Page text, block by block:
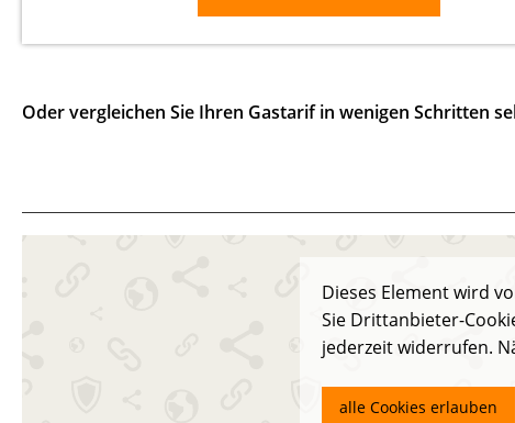
Oder vergleichen Sie Ihren Gastarif in wenigen Schritten
Dieses Element wird
Sie Drittanbieter-
jederzeit widerrufen.
alle Cookies erlauben